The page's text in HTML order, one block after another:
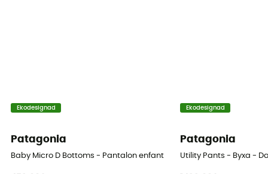
Ekodesignad
Patagonia
Baby Micro D Bottoms - Pantalon enfant
Ekodesignad
Patagonia
Utility Pants - Byxa -